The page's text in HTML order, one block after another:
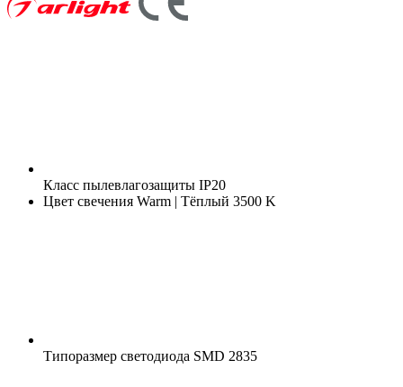
Класс пылевлагозащиты IP20
Цвет свечения Warm | Тёплый 3500 K
Типоразмер светодиода SMD 2835